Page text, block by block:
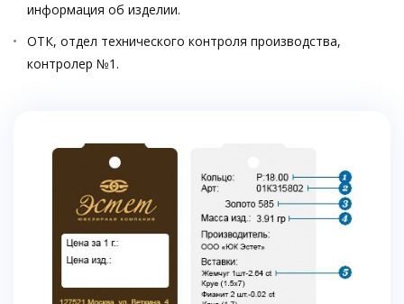
информация об изделии.
ОТК, отдел технического контроля производства,
контролер №1.